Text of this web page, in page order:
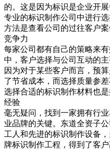
的。这是因为标识是企业开
专业的标识制作公司中进行
方法是查看公司的过往客户案
竞争力
每家公司都有自己的策略来
中，客户选择与公司互动的
因为对于某些客户而言，预
了节省成本，而选择质量参
选择合适的标识制作材料也
经验
毫无疑问，找到一家拥有行
业品牌的关键。东道全资子
工人和先进的标识制作设备
牌标识制作工程，得到了客户